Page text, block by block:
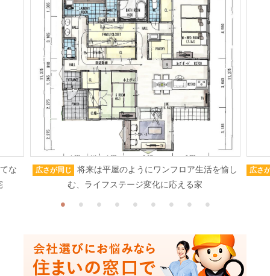
な
広さが同じ
将来は平屋のようにワンフロア生活を愉し
む、ライフステージ変化に応える家
広さ